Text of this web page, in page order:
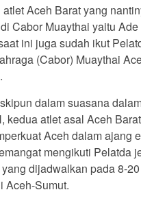
atlet Aceh Barat yang
Cabor Muaythai yaitu
ini juga sudah ikut
(Cabor) Muaythai
dalam suasana
kedua atlet asal Aceh
Aceh dalam ajang
mengikuti Pelatda
dijadwalkan pada 8-
Aceh-Sumut.